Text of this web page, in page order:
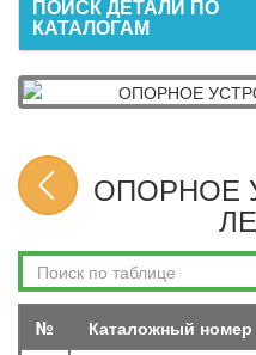
ПОИСК ДЕТАЛИ ПО
КАТАЛОГАМ
ОПОРНОЕ
№ Каталожный номер